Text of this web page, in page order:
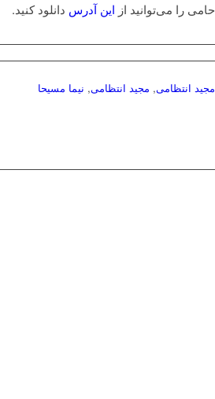
را می‌توانید از این آدرس دانلود کنید.
انتظامی, مجید انتظامی, نیما مسیحا